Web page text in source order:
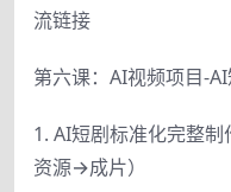
流链接
第六课：AI视频项目-
1. AI短剧标准化完整
资源→成片）